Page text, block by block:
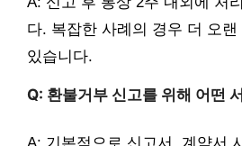
다. 복잡한 사례의 경우 더 오
있습니다.
Q: 환불거부 신고를 위해 어떤